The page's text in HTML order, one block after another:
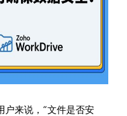
户来说，“文件是否安